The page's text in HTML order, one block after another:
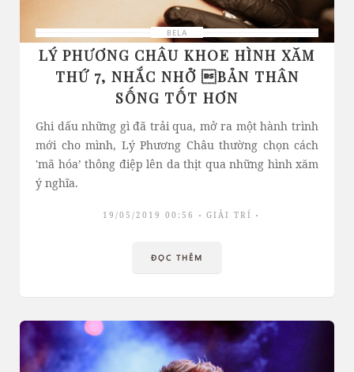
BELA
LÝ PHƯƠNG CHÂU KHOE HÌNH XĂM
THỨ 7, NHẮC NHỞ BẢN THÂN
SỐNG TỐT HƠN
Ghi dấu những gì đã trải qua, mở ra một hành trình
mới cho mình, Lý Phương Châu thường chọn cách
'mã hóa’ thông điệp lên da thịt qua những hình xăm
ý nghĩa.
19/05/2019 00:56 GIẢI TRÍ
ĐỌC THÊM